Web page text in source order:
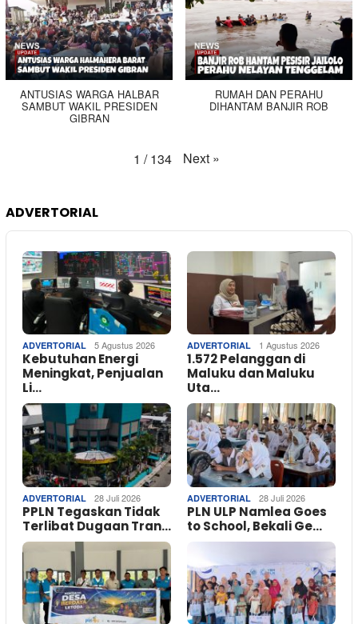
ANTUSIAS WARGA HALBAR
SAMBUT WAKIL PRESIDEN
GIBRAN
RUMAH DAN PERAHU
DIHANTAM BANJIR ROB
1 / 134 Next »
ADVERTORIAL
ADVERTORIAL 5 Agustus 2026
Kebutuhan Energi
Meningkat, Penjualan
Li…
ADVERTORIAL 1 Agustus 2026
1.572 Pelanggan di
Maluku dan Maluku
Uta…
ADVERTORIAL 28 Juli 2026
PPLN Tegaskan Tidak
Terlibat Dugaan Tran…
ADVERTORIAL 28 Juli 2026
PLN ULP Namlea Goes
to School, Bekali Ge…